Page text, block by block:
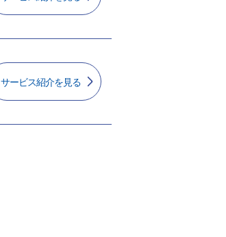
サービス紹介を見る